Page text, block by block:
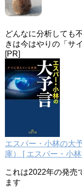
どんなに分析しても
きは今はやりの「サ
[PR]
エスパー・小林の大
庫） [ エスパー・小林
これは2022年の発売
ます